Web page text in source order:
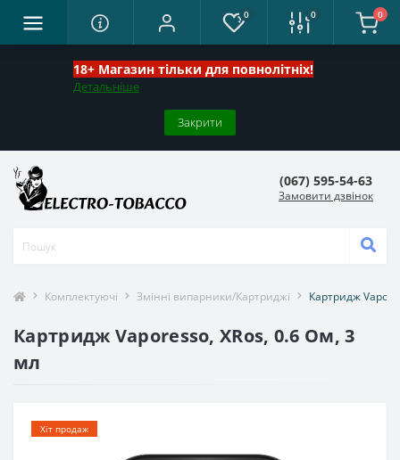
18+ Магазин тільки для повнолітніх!
Детальніше
Закрити
0 0 0
(067) 595-54-63
Замовити дзвінок
Комплектуючі Змінні випарники/Картриджі Картридж
Картридж Vaporesso, XRos, 0.6 Ом, 3
мл
Хіт продаж